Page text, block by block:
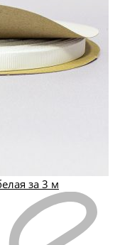
за 3 м